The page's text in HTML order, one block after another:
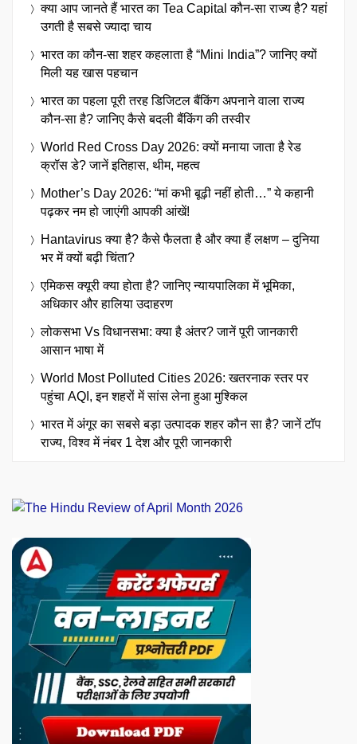
क्या आप जानते हैं भारत का Tea Capital कौन-सा राज्य है? यहां
उगती है सबसे ज्यादा चाय
भारत का कौन-सा शहर कहलाता है “Mini India”? जानिए क्यों
मिली यह खास पहचान
भारत का पहला पूरी तरह डिजिटल बैंकिंग अपनाने वाला राज्य
कौन-सा है? जानिए कैसे बदली बैंकिंग की तस्वीर
World Red Cross Day 2026: क्यों मनाया जाता है रेड
क्रॉस डे? जानें इतिहास, थीम, महत्व
Mother’s Day 2026: “मां कभी बूढ़ी नहीं होती…” ये कहानी
पढ़कर नम हो जाएंगी आपकी आंखें!
Hantavirus क्या है? कैसे फैलता है और क्या हैं लक्षण – दुनिया
भर में क्यों बढ़ी चिंता?
एमिकस क्यूरी क्या होता है? जानिए न्यायपालिका में भूमिका,
अधिकार और हालिया उदाहरण
लोकसभा Vs विधानसभा: क्या है अंतर? जानें पूरी जानकारी
आसान भाषा में
World Most Polluted Cities 2026: खतरनाक स्तर पर
पहुंचा AQI, इन शहरों में सांस लेना हुआ मुश्किल
भारत में अंगूर का सबसे बड़ा उत्पादक शहर कौन सा है? जानें टॉप
राज्य, विश्व में नंबर 1 देश और पूरी जानकारी